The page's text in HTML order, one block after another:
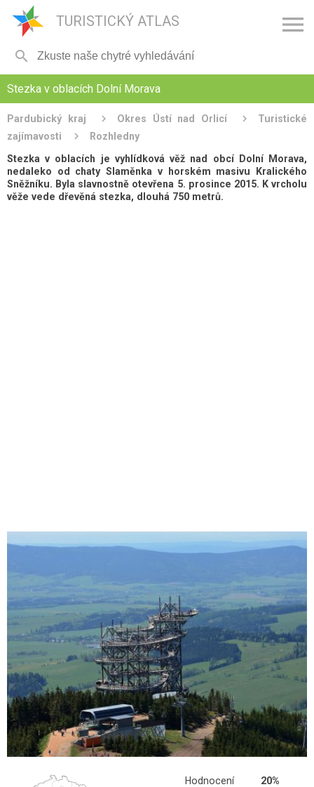
TURISTICKÝ ATLAS 

Stezka v oblacích Dolní Morava
Pardubický kraj Okres Ústí nad Orlicí
Turistické
zajímavosti
Rozhledny
Stezka v oblacích je vyhlídková věž nad obcí Dolní Morava,
nedaleko od chaty Slaměnka v horském masivu Kralického
Sněžníku. Byla slavnostně otevřena 5. prosince 2015. K vrcholu
věže vede dřevěná stezka, dlouhá 750 metrů.
Hodnocení 20%